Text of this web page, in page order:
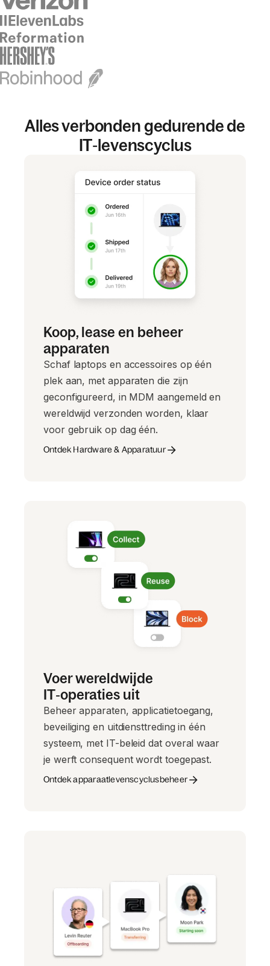
Alles verbonden gedurende de
IT‑levenscyclus
Koop, lease en beheer
apparaten
Schaf laptops en accessoires op één
plek aan, met apparaten die zijn
geconfigureerd, in MDM aangemeld en
wereldwijd verzonden worden, klaar
voor gebruik op dag één.
Ontdek Hardware & Apparatuur
Voer wereldwijde
IT‑operaties uit
Beheer apparaten, applicatietoegang,
beveiliging en uitdiensttreding in één
systeem, met IT-beleid dat overal waar
je werft consequent wordt toegepast.
Ontdek apparaatlevenscyclusbeheer